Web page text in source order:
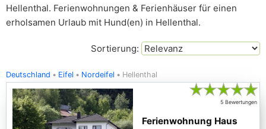
Hellenthal. Ferienwohnungen & Ferienhäuser für einen
erholsamen Urlaub mit Hund(en) in Hellenthal.
Sortierung:
Deutschland Eifel Nordeifel Hellenthal
★★★★★
5 Bewertungen
Ferienwohnung Haus